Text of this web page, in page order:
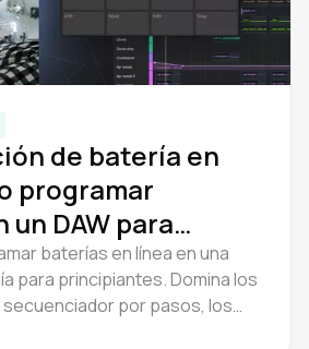
de batería en
programar
DAW para
baterías en línea en una
para principiantes. Domina los
por pasos, los